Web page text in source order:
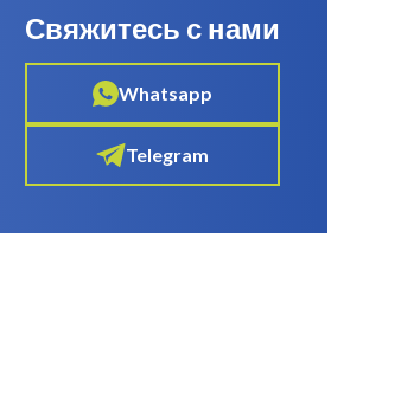
Свяжитесь с нами
Whatsapp
Telegram